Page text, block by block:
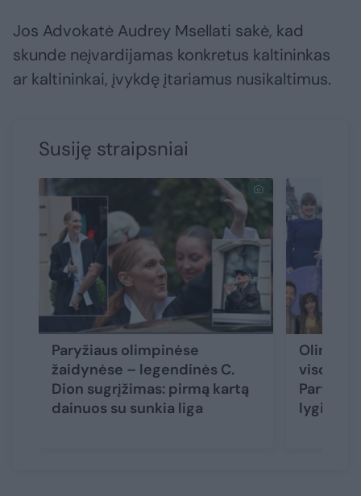
Jos Advokatė Audrey Msellati sakė, kad
skunde neįvardijamas konkretus kaltininkas
ar kaltininkai, įvykdę įtariamus nusikaltimus.
Susiję straipsniai
Paryžiaus olimpinėse
žaidynėse – legendinės C.
Dion sugrįžimas: pirmą kartą
dainuos su sunkia liga
viso
Paryžių
lygio